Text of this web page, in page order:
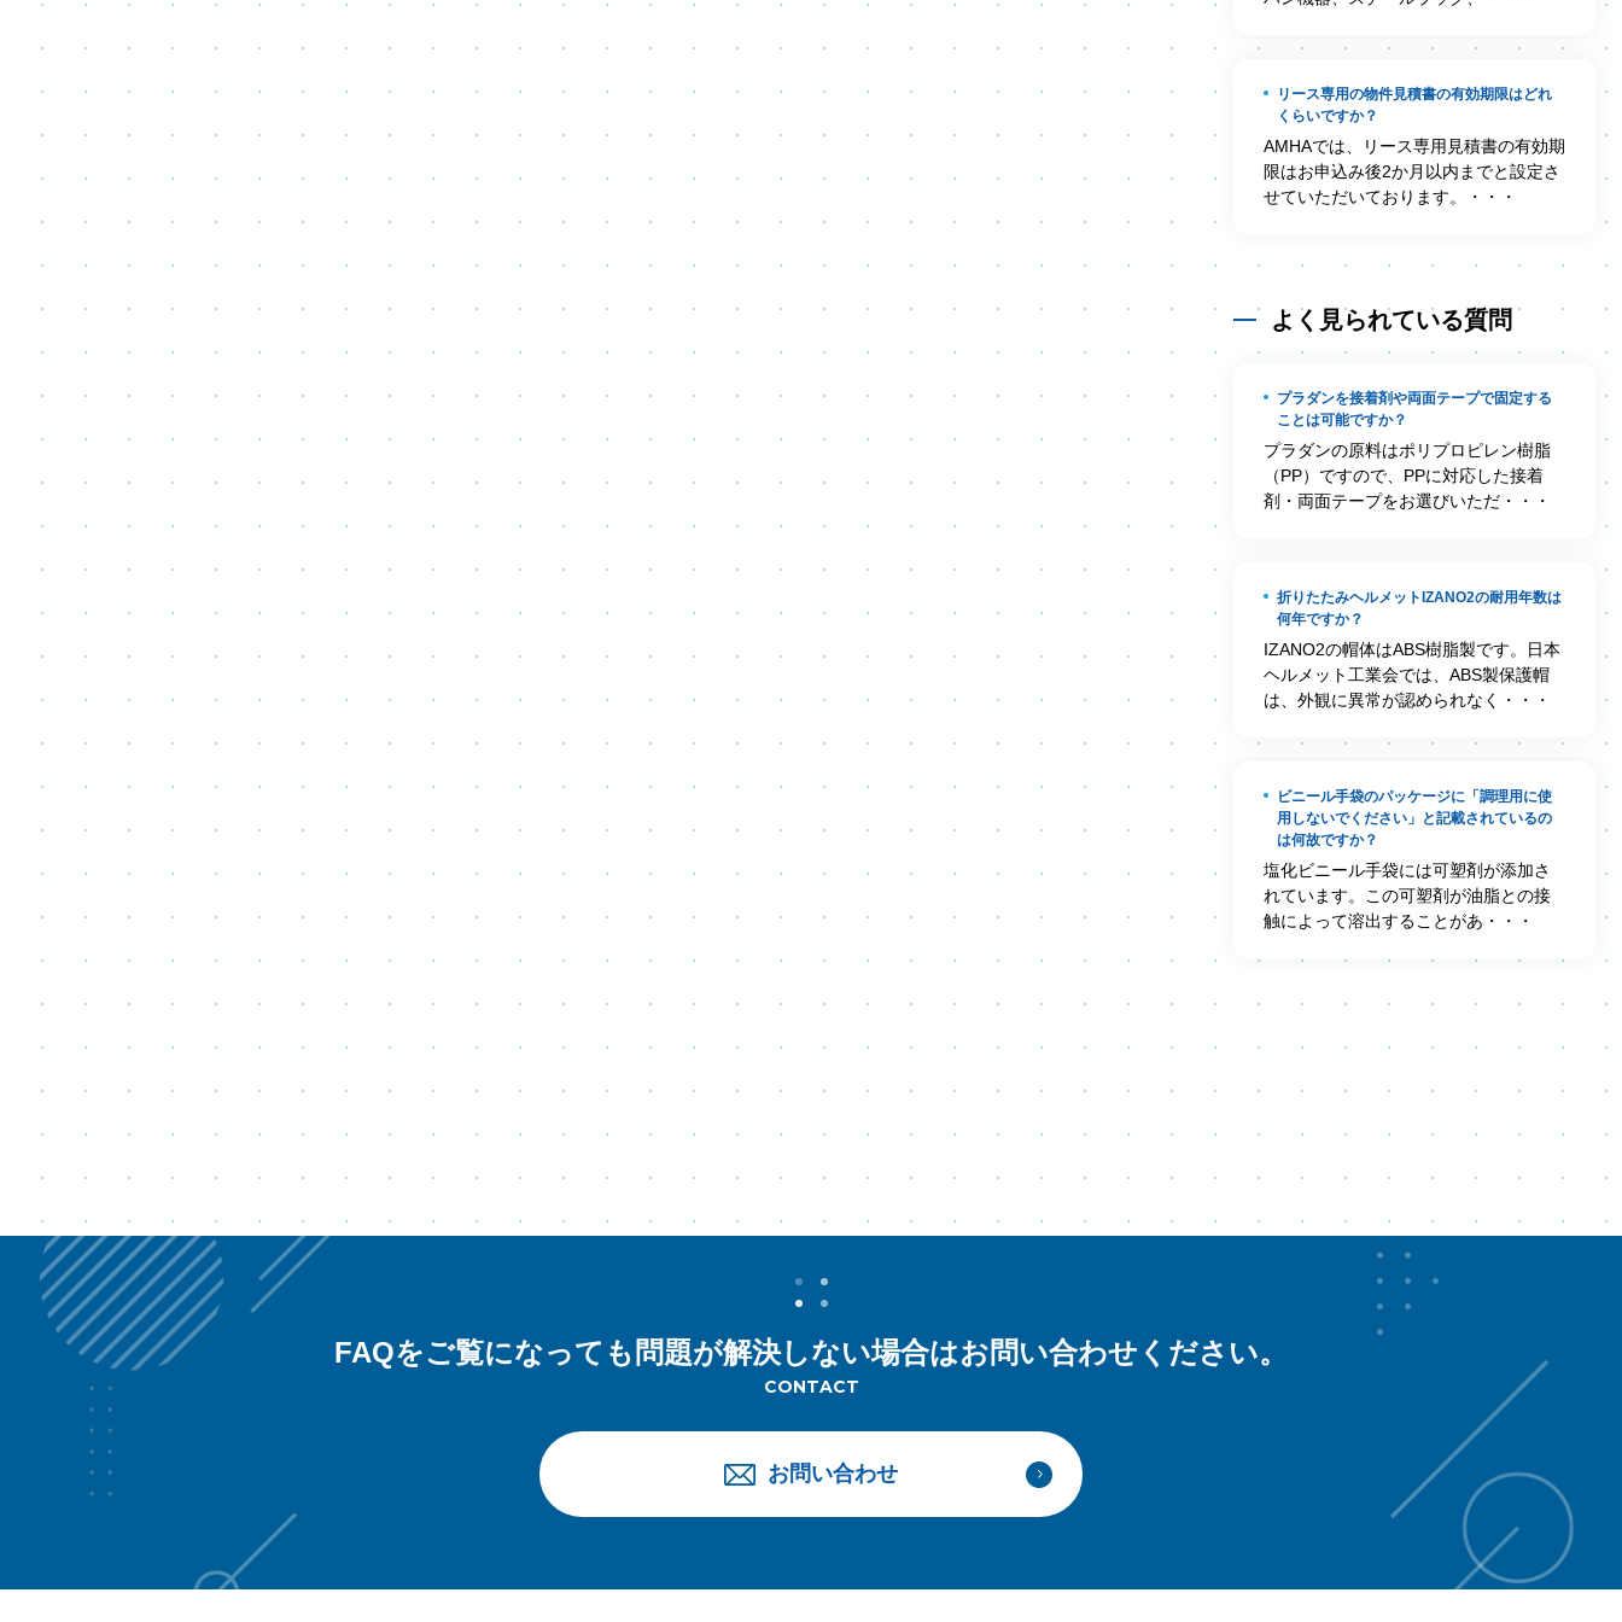
リース専用の物件見積書の有効期限はどれ
くらいですか？
AMHAでは、リース専用見積書の有効期
限はお申込み後2か月以内までと設定さ
せていただいております。・・・
よく見られている質問
プラダンを接着剤や両面テープで固定する
ことは可能ですか？
プラダンの原料はポリプロピレン樹脂
（PP）ですので、PPに対応した接着
剤・両面テープをお選びいただ・・・
折りたたみヘルメットIZANO2の耐用年数は
何年ですか？
IZANO2の帽体はABS樹脂製です。日本
ヘルメット工業会では、ABS製保護帽
は、外観に異常が認められなく・・・
ビニール手袋のパッケージに「調理用に使
用しないでください」と記載されているの
は何故ですか？
塩化ビニール手袋には可塑剤が添加さ
れています。この可塑剤が油脂との接
触によって溶出することがあ・・・
FAQをご覧になっても問題が解決しない場合はお問い合わせください。
CONTACT
お問い合わせ